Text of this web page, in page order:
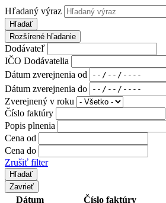
Hľadaný výraz
Hľadať
Rozšírené hľadanie
Dodávateľ
IČO Dodávatelia
Dátum zverejnenia od
Dátum zverejnenia do
Zverejnený v roku
Číslo faktúry
Popis plnenia
Cena od
Cena do
Zrušiť filter
Zavrieť
Dátum
Číslo faktúry